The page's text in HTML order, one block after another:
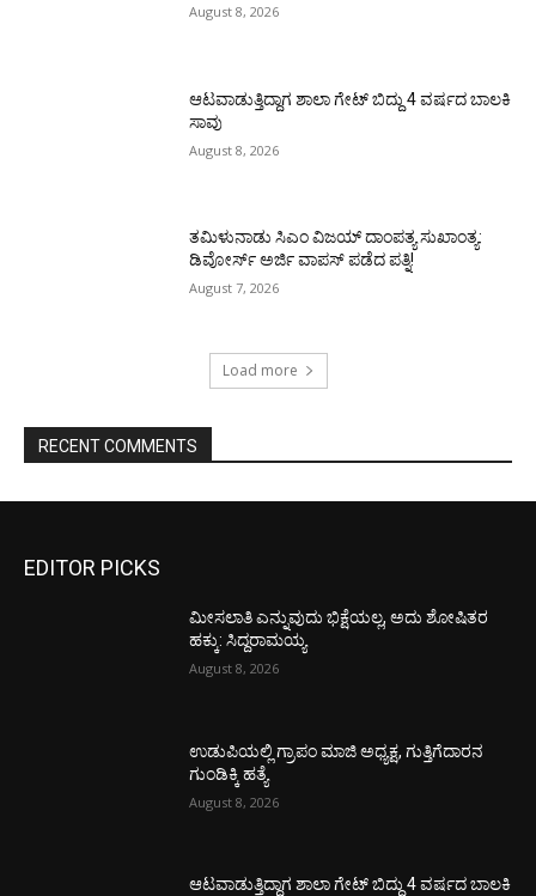
August 8, 2026
ಆಟವಾಡುತ್ತಿದ್ದಾಗ ಶಾಲಾ ಗೇಟ್‌ ಬಿದ್ದು 4 ವರ್ಷದ ಬಾಲಕಿ
ಸಾವು
August 8, 2026
ತಮಿಳುನಾಡು ಸಿಎಂ ವಿಜಯ್‌ ದಾಂಪತ್ಯ ಸುಖಾಂತ್ಯ:
ಡಿವೋರ್ಸ್‌ ಅರ್ಜಿ ವಾಪಸ್‌ ಪಡೆದ ಪತ್ನಿ!
August 7, 2026
Load more
RECENT COMMENTS
EDITOR PICKS
ಮೀಸಲಾತಿ ಎನ್ನುವುದು ಭಿಕ್ಷೆಯಲ್ಲ, ಅದು ಶೋಷಿತರ
ಹಕ್ಕು: ಸಿದ್ದರಾಮಯ್ಯ
August 8, 2026
ಉಡುಪಿಯಲ್ಲಿ ಗ್ರಾಪಂ ಮಾಜಿ ಅಧ್ಯಕ್ಷ, ಗುತ್ತಿಗೆದಾರನ
ಗುಂಡಿಕ್ಕಿ ಹತ್ಯೆ
August 8, 2026
ಆಟವಾಡುತ್ತಿದ್ದಾಗ ಶಾಲಾ ಗೇಟ್‌ ಬಿದ್ದು 4 ವರ್ಷದ ಬಾಲಕಿ